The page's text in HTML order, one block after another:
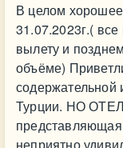
В целом хорошее
31.07.2023г.(
вылету и
объёме)
Турции. НО